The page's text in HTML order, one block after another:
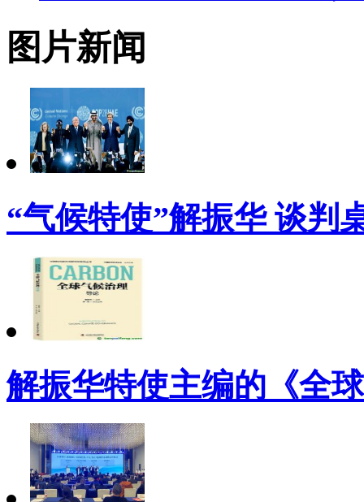
图片新闻
“气候特使”解振华 谈判
解振华特使主编的《全